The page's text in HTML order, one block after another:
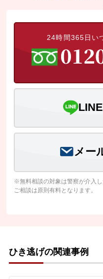
24時間365日い
メー
※無料相談の対象は警察が介入
ご相談は原則有料となります。
ひき逃げの関連事例